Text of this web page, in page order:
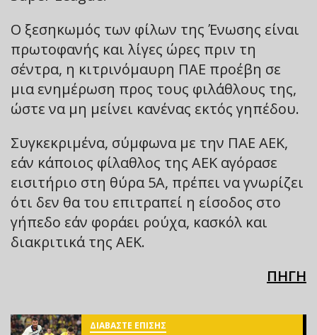
Ο ξεσηκωμός των φίλων της Ένωσης είναι
πρωτοφανής και λίγες ώρες πριν τη
σέντρα, η κιτρινόμαυρη ΠΑΕ προέβη σε
μια ενημέρωση προς τους φιλάθλους της,
ώστε να μη μείνει κανένας εκτός γηπέδου.
Συγκεκριμένα, σύμφωνα με την ΠΑΕ ΑΕΚ,
εάν κάποιος φίλαθλος της ΑΕΚ αγόρασε
εισιτήριο στη θύρα 5Α, πρέπει να γνωρίζει
ότι δεν θα του επιτραπεί η είσοδος στο
γήπεδο εάν φοράει ρούχα, κασκόλ και
διακριτικά της ΑΕΚ.
ΠΗΓΗ
ΔΙΑΒΑΣΤΕ ΕΠΙΣΗΣ